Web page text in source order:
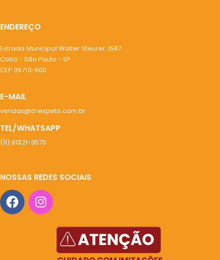
ENDEREÇO
Estrada Municipal Walter Steurer, 1587
Cotia - São Paulo - SP
CEP 06710-500
E-MAIL
vendas@drespeto.com.br
TEL/WHATSAPP
(11) 91321-3570
NOSSAS REDES SOCIAIS